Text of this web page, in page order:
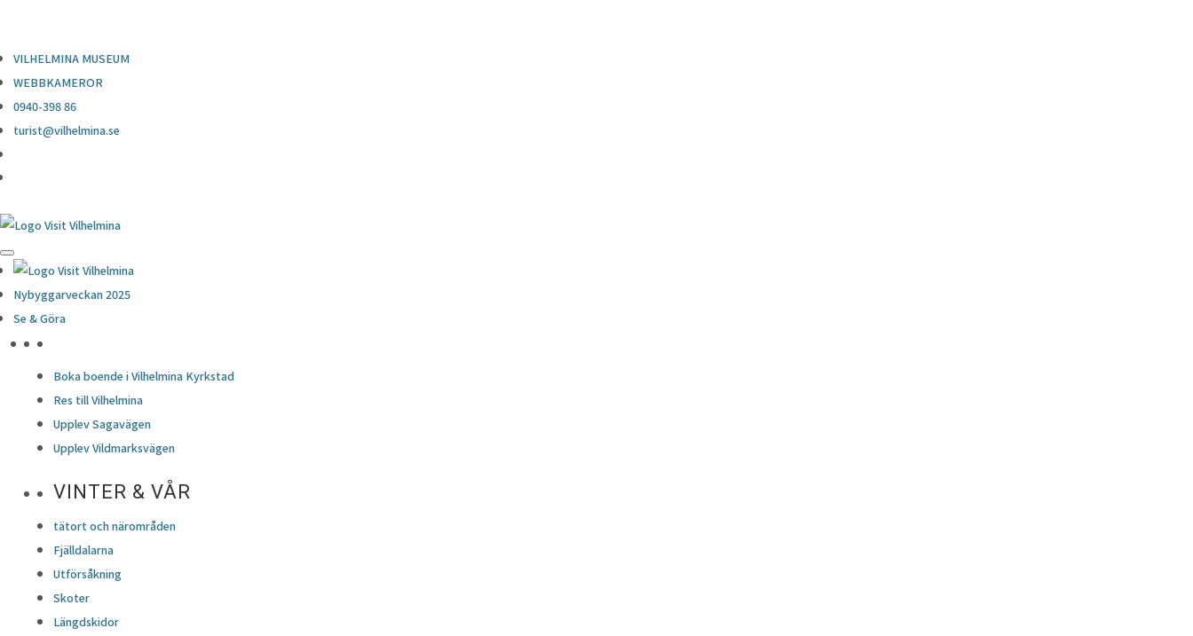
VILHELMINA MUSEUM
WEBBKAMEROR
0940-398 86
turist@vilhelmina.se
Nybyggarveckan 2025
Se & Göra
Boka boende i Vilhelmina Kyrkstad
Res till Vilhelmina
Upplev Sagavägen
Upplev Vildmarksvägen
VINTER & VÅR
tätort och närområden
Fjälldalarna
Utförsåkning
Skoter
Längdskidor